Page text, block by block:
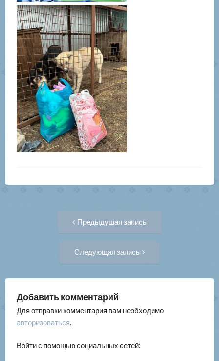
НавигацияПредыдущая запись
Следующая запись
Добавить комментарий
Для отправки комментария вам необходимо
авторизоваться
Войти с помощью социальных сетей: